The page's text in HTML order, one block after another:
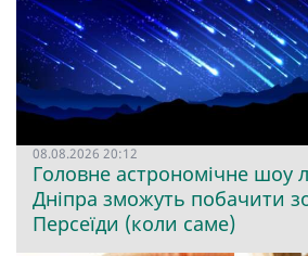
08.08.2026 20:12
Головне астрономічне шоу
Дніпра зможуть побачити
Персеїди (коли саме)